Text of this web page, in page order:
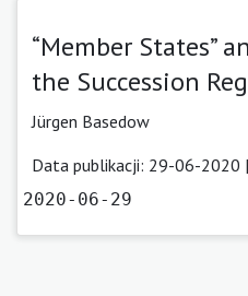
“Member States”
the Succession
Jürgen Basedow
Data publikacji: 29-06-2020 |
2020-06-29